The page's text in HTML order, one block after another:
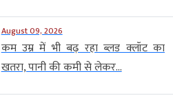
August 09, 2026
कम उम्र में भी बढ़ रहा ब्लड क्लॉट का
खतरा, पानी की कमी से लेकर...